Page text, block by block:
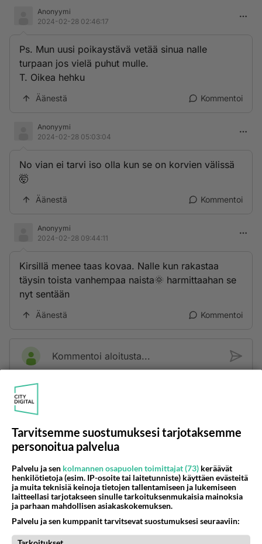
Anonyymi
2024-02-28 02:46:17
Ps. Mun uusi poikaystävä vetää sinua nalle
turpaan jos vielä puhut mulle.
T. Oikea hehku
Äänestä Kommentoi
Anonyymi
2024-02-28 05:03:04
No vian ei tarvi iso olla kun se on korvien välissä
🤯
Äänestä Kommentoi
Anonyymi
2024-02-28 09:44:11
Kirsillä menee taas kovaa. Nalle kun rakastaa
täysin toista vanhempaa naista🌞 harmittaahan se
nyt sentään
Äänestä Kommentoi
Kommentoi aloitusta...
LUETUIMMAT KESKUSTELUT
PÄIVÄ VIIKKO KUUKAUSI
Mitä tuot pöytään parisuhteessa?
04.08.2026 16:53
Sinkut
394
Tarvitsemme suostumuksesi tarjotaksemme
personoitua palvelua
Palvelu ja sen kolmannen osapuolen toimittajat (73) keräävät
henkilötietoja (esim. IP-osoite tai laitetunniste) käyttäen evästeitä
ja muita teknisiä keinoja tietojen tallentamiseen ja lukemiseen
laitteellasi tarjotakseen sinulle tarkoituksenmukaisia mainoksia
ja parhaan mahdollisen asiakaskokemuksen.
Palvelu ja sen kumppanit tarvitsevat suostumuksesi seuraaviin: